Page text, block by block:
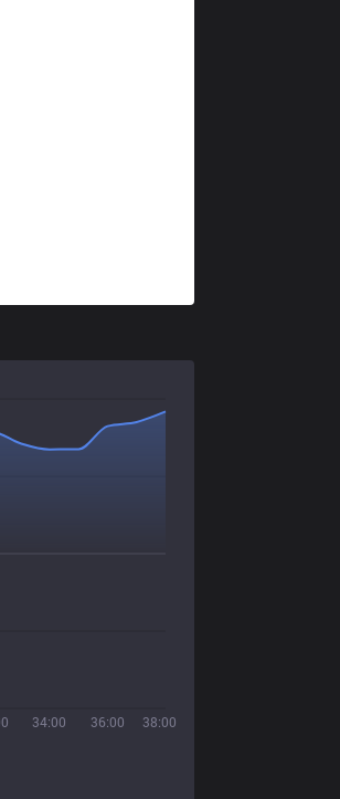
34:00 36:00 38:00